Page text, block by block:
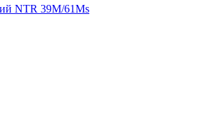
NTR 39M/61Ms